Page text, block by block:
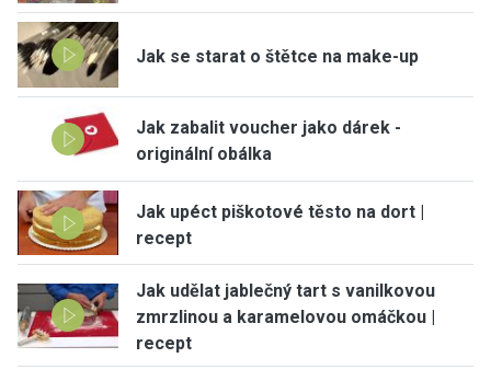
Jak se starat o štětce na make-up
Jak zabalit voucher jako dárek -
originální obálka
Jak upéct piškotové těsto na dort |
recept
Jak udělat jablečný tart s vanilkovou
zmrzlinou a karamelovou omáčkou |
recept